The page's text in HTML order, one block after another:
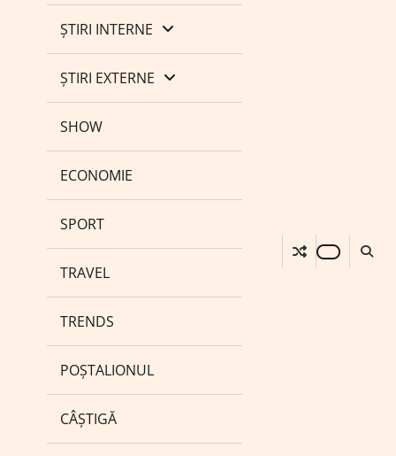
ȘTIRI INTERNE
ȘTIRI EXTERNE
SHOW
ECONOMIE
SPORT
TRAVEL
TRENDS
POȘTALIONUL
CÂȘTIGĂ